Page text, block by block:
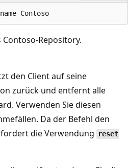
Repository.
den Client auf seine
zurück und entfernt alle
Verwenden Sie diesen
Da der Befehl den
die Verwendung
reset